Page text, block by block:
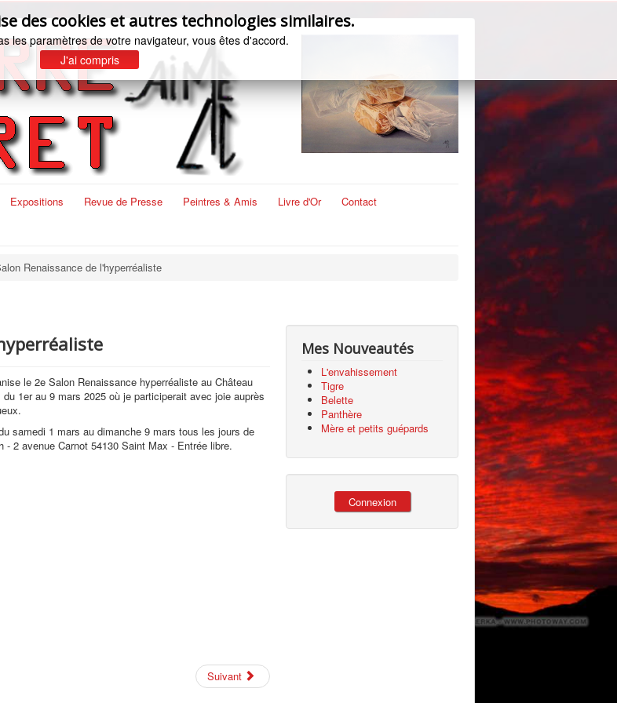
Expositions Revue de Presse Peintres & Amis Livre d'Or
Contact
Renaissance de l'hyperréaliste
des cookies et autres technologies similaires.
les paramètres de votre navigateur, vous êtes d'accord.
J'ai compris
le 2e Salon Renaissance hyperréaliste au Château
1er au 9 mars 2025 où je participerait avec joie auprès
samedi 1 mars au dimanche 9 mars tous les jours de
- 2 avenue Carnot 54130 Saint Max - Entrée libre.
Suivant
Mes Nouveautés
L'envahissement
Tigre
Belette
Panthère
Mère et petits guépards
Connexion